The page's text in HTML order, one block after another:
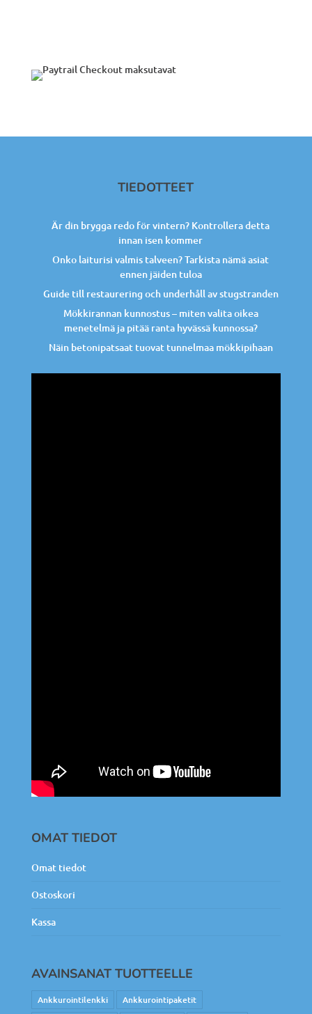
TIEDOTTEET
Är din brygga redo för vintern? Kontrollera detta
innan isen kommer
Onko laiturisi valmis talveen? Tarkista nämä asiat
ennen jäiden tuloa
Guide till restaurering och underhåll av stugstranden
Mökkirannan kunnostus – miten valita oikea
menetelmä ja pitää ranta hyvässä kunnossa?
Näin betonipatsaat tuovat tunnelmaa mökkipihaan
OMAT TIEDOT
Omat tiedot
Ostoskori
Kassa
AVAINSANAT TUOTTEELLE
Ankkurointilenkki
Ankkurointipaketit